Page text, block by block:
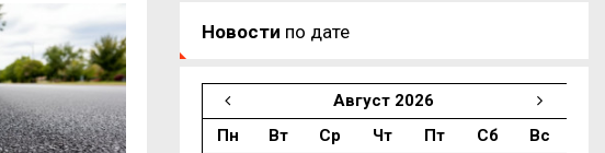
Новости по дате
Август 2026
Пн
Вт Ср Чт Пт Сб Вс